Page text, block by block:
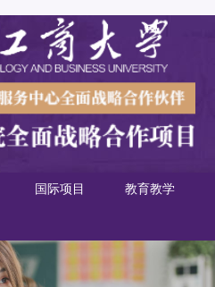
国际项目 教育教学